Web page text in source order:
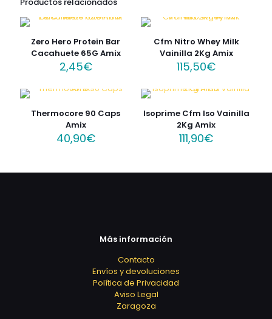
Zero Hero Protein Bar
Cacahuete 65G Amix
2,45€
Cfm Nitro Whey Milk
Vainilla 2Kg Amix
115,50€
Thermocore 90 Caps
Amix
40,90€
Isoprime Cfm Iso Vainilla
2Kg Amix
111,90€
Más información
Contacto
Envíos y devoluciones
Política de Privacidad
Aviso Legal
Zaragoza